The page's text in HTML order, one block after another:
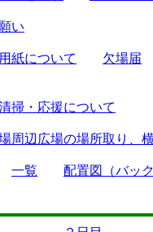
い
紙について
欠場届
掃・応援について
周辺広場の場所取り、
一覧
配置図（バッ